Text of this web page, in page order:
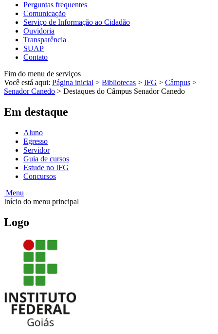
Perguntas frequentes
Comunicação
Serviço de Informação ao Cidadão
Ouvidoria
Transparência
SUAP
Contato
Fim do menu de serviços
Você está aqui: Página inicial > Bibliotecas > IFG > Câmpus >
Senador Canedo > Destaques do Câmpus Senador Canedo
Em destaque
Aluno
Egresso
Servidor
Guia de cursos
Estude no IFG
Concursos
Menu
Início do menu principal
Logo